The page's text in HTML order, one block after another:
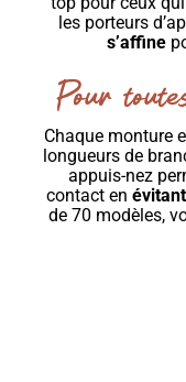
les porteurs
s’affine
Pour
Chaque monture
longueurs de
appuis-nez
contact en
de 70 modèles,